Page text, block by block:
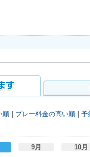
順 プレー料金の高い順 予
9月 10月